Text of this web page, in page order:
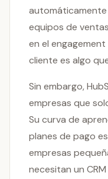
automáticamente
equipos de
en el
cliente es algo
Sin embargo,
empresas que
Su curva de
planes de pago
empresas
necesitan un